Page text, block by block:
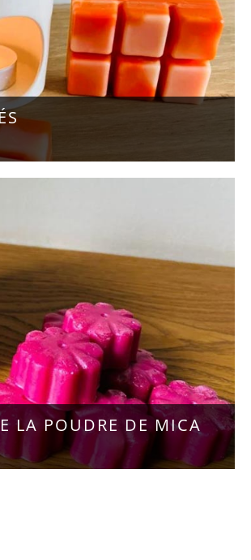
LA POUDRE DE MICA